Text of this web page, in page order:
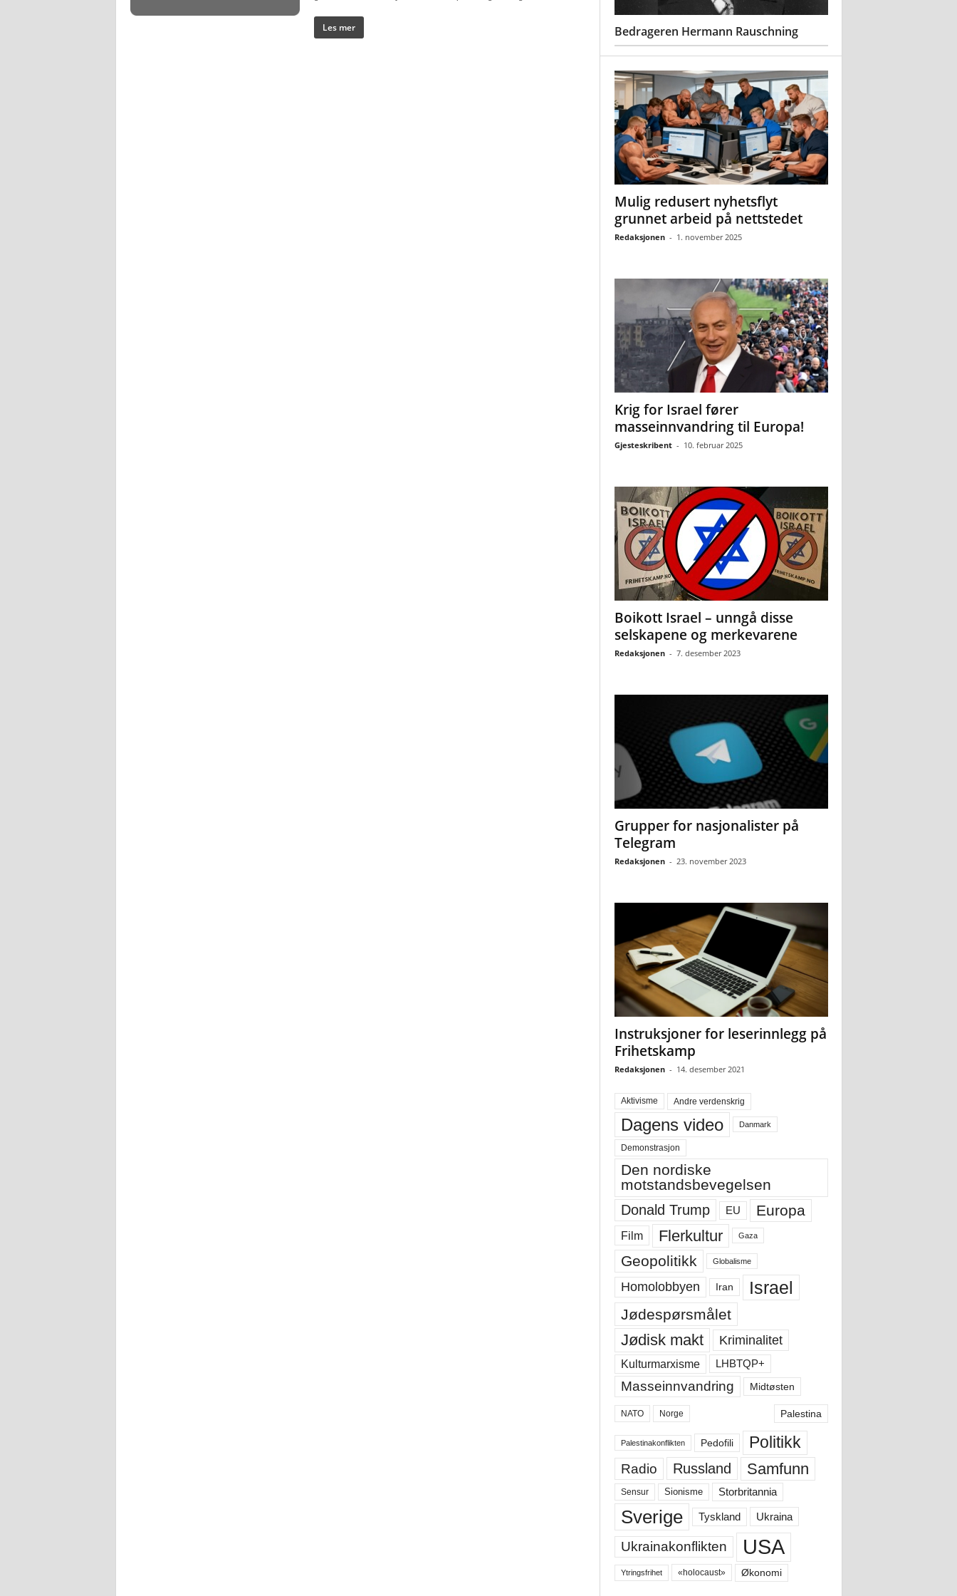
Les mer Bedrageren Hermann Rauschning
Mulig redusert nyhetsflyt
grunnet arbeid på nettstedet
Redaksjonen - 1. november 2025
Krig for Israel fører
masseinnvandring til Europa!
Gjesteskribent - 10. februar 2025
Boikott Israel – unngå disse
selskapene og merkevarene
Redaksjonen - 7. desember 2023
Grupper for nasjonalister på
Telegram
Redaksjonen - 23. november 2023
Instruksjoner for leserinnlegg på
Frihetskamp
Redaksjonen - 14. desember 2021
Aktivisme Andre verdenskrig
Dagens video Danmark
Demonstrasjon
Den nordiske
motstandsbevegelsen
Donald Trump EU Europa
Film Flerkultur Gaza
Geopolitikk Globalisme
Homolobbyen Iran Israel
Jødespørsmålet
Jødisk makt Kriminalitet
Kulturmarxisme LHBTQP+
Masseinnvandring Midtøsten
NATO Norge Palestina
Palestinakonflikten Pedofili Politikk
Radio Russland Samfunn
Sensur Sionisme Storbritannia
Sverige Tyskland Ukraina
Ukrainakonflikten USA
Ytringsfrihet «holocaust» Økonomi